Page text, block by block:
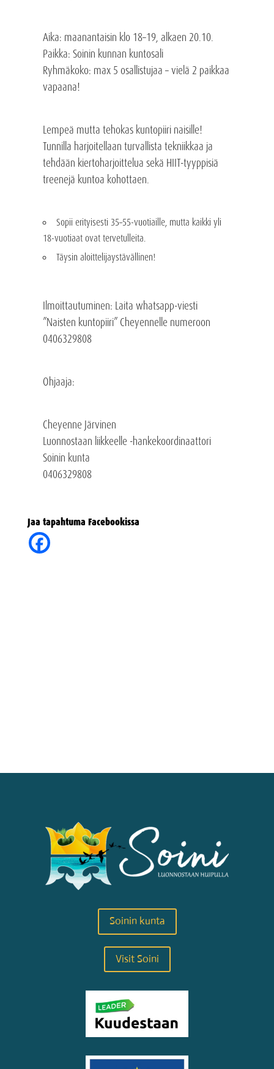
Aika: maanantaisin klo 18–19, alkaen 20.10.
Paikka: Soinin kunnan kuntosali
Ryhmäkoko: max 5 osallistujaa – vielä 2 paikkaa
vapaana!
Lempeä mutta tehokas kuntopiiri naisille!
Tunnilla harjoitellaan turvallista tekniikkaa ja
tehdään kiertoharjoittelua sekä HIIT-tyyppisiä
treenejä kuntoa kohottaen.
Sopii erityisesti 35–55-vuotiaille, mutta kaikki yli
18-vuotiaat ovat tervetulleita.
Täysin aloittelijaystävällinen!
Ilmoittautuminen: Laita whatsapp-viesti
”Naisten kuntopiiri” Cheyennelle numeroon
0406329808
Ohjaaja:
Cheyenne Järvinen
Luonnostaan liikkeelle -hankekoordinaattori
Soinin kunta
0406329808
Jaa tapahtuma Facebookissa
Soinin kunta
Visit Soini